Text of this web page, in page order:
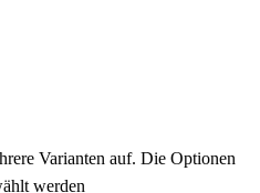
Varianten auf. Die Optionen
werden